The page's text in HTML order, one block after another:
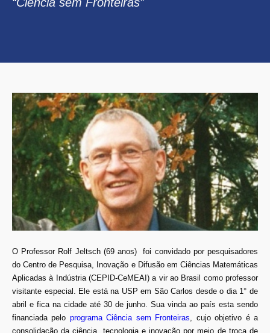
O Professor Rolf Jeltsch (69 anos) foi convidado por pesquisadores
do Centro de Pesquisa, Inovação e Difusão em Ciências Matemáticas
Aplicadas à Indústria (CEPID-CeMEAI) a vir ao Brasil como professor
visitante especial. Ele está na USP em São Carlos desde o dia 1° de
abril e fica na cidade até 30 de junho. Sua vinda ao país esta sendo
financiada pelo programa Ciência sem Fronteiras
cujo objetivo é a
consolidação da ciência, tecnologia e inovação por meio de troca de